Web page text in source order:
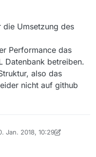
die Umsetzung des
Performance das
Datenbank betreiben.
also das
nicht auf github
Jan. 2018, 10:29
von tuxpoldo